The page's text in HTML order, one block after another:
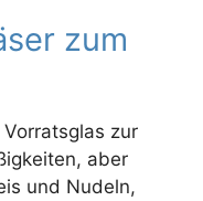
zum
zur
aber
und Nudeln,